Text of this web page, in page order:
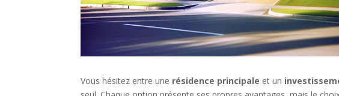
Vous hésitez entre une résidence principale et un